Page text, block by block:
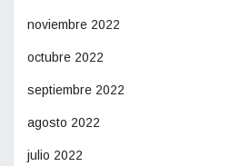
noviembre 2022
octubre 2022
septiembre 2022
agosto 2022
julio 2022